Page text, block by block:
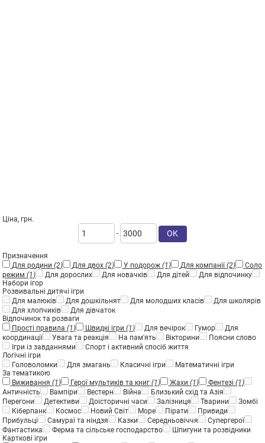
Ціна, грн.
-
OK
Призначення
Для родини(2) Для двох(2) У подорож(1) Для компанії(2)
Соло
режим(1) Для дорослих Для новачків Для дітей
Для відпочинку
Набори ігор
Розвивальні дитячі ігри
Для малюків
Для дошкільнят Для молодших класів
Для школярів
Для хлопчиків
Для дівчаток
Відпочинок та розваги
Прості правила(1) Швидкі ігри(1) Для вечірок Гумор
Для
координації
Увага та реакція На пам'ять Вікторини
Поясни слово
Ігри із завданнями
Спорт і активний спосіб життя
Логічні ігри
Головоломки
Для змагань Класичні ігри
Математичні ігри
За тематикою
Виживання(1) Герої мультиків та книг(1) Жахи(1) Фентезі(1)
Античність
Вампіри Вестерн Війна
Близький схід та Азія
Перегони
Детективи Доісторичні часи Залізниця Тварини
Зомбі
Кіберпанк
Космос Новий Світ Море Пірати
Привиди
Прибульці
Самураї та ніндзя Казки Середньовіччя
Супергерої
Фантастика
Ферма та сільське господарство
Шпигуни та розвідники
Карткові ігри